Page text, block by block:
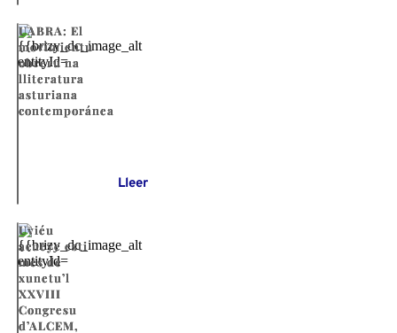
UABRA: El
movimientu
obreru na
lliteratura
asturiana
contemporánea
Lleer
Uviéu
acueye esti
mes de
xunetu’l
XXVIII
Congresu
d’ALCEM,